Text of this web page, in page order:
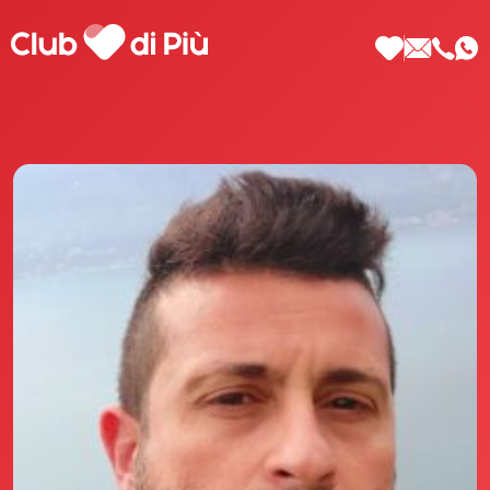
Scopri Club di Più
Le testimonianze Club di Più
La fondatrice Valeria Pilla
Annunci Donne
Agenzia matrimoniale Club di Più
Love Notebook